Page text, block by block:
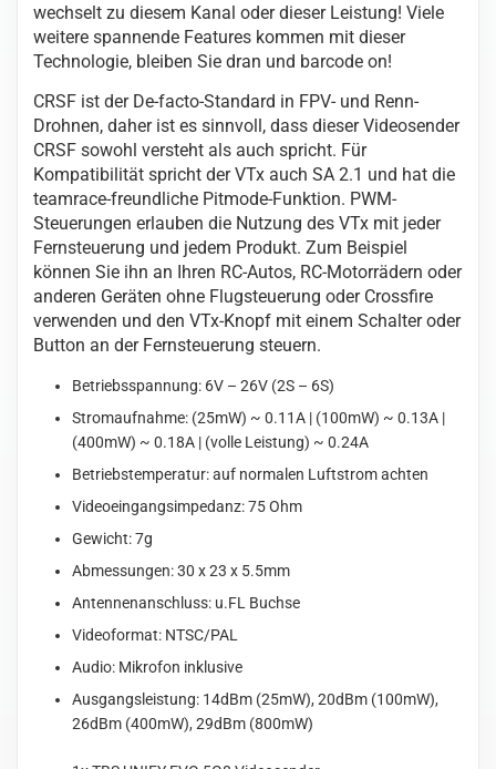
wechselt zu diesem Kanal oder dieser Leistung! Viele
weitere spannende Features kommen mit dieser
Technologie, bleiben Sie dran und barcode on!
CRSF ist der De-facto-Standard in FPV- und Renn-
Drohnen, daher ist es sinnvoll, dass dieser Videosender
CRSF sowohl versteht als auch spricht. Für
Kompatibilität spricht der VTx auch SA 2.1 und hat die
teamrace-freundliche Pitmode-Funktion. PWM-
Steuerungen erlauben die Nutzung des VTx mit jeder
Fernsteuerung und jedem Produkt. Zum Beispiel
können Sie ihn an Ihren RC-Autos, RC-Motorrädern oder
anderen Geräten ohne Flugsteuerung oder Crossfire
verwenden und den VTx-Knopf mit einem Schalter oder
Button an der Fernsteuerung steuern.
Betriebsspannung: 6V – 26V (2S – 6S)
Stromaufnahme: (25mW) ~ 0.11A | (100mW) ~ 0.13A |
(400mW) ~ 0.18A | (volle Leistung) ~ 0.24A
Betriebstemperatur: auf normalen Luftstrom achten
Videoeingangsimpedanz: 75 Ohm
Gewicht: 7g
Abmessungen: 30 x 23 x 5.5mm
Antennenanschluss: u.FL Buchse
Videoformat: NTSC/PAL
Audio: Mikrofon inklusive
Ausgangsleistung: 14dBm (25mW), 20dBm (100mW),
26dBm (400mW), 29dBm (800mW)